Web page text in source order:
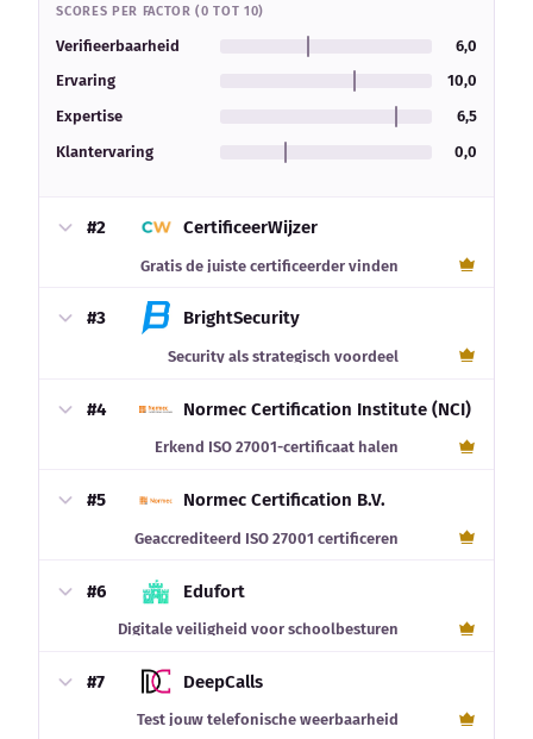
SCORES PER FACTOR (0 TOT 10)
Verifieerbaarheid
6,0
Ervaring
10,0
Expertise
6,5
Klantervaring
0,0
#2 CertificeerWijzer
Gratis de juiste certificeerder vinden
#3 BrightSecurity
Security als strategisch voordeel
#4 Normec Certification Institute (NCI)
Erkend ISO 27001-certificaat halen
#5 Normec Certification B.V.
Geaccrediteerd ISO 27001 certificeren
#6 Edufort
Digitale veiligheid voor schoolbesturen
#7 DeepCalls
Test jouw telefonische weerbaarheid